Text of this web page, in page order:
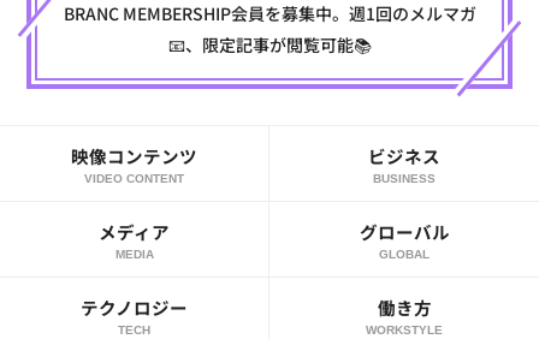
BRANC MEMBERSHIP会員を募集中。週1回のメルマガ
📧、限定記事が閲覧可能📚
映像コンテンツ
VIDEO CONTENT
ビジネス
BUSINESS
メディア
MEDIA
グローバル
GLOBAL
テクノロジー
TECH
働き方
WORKSTYLE